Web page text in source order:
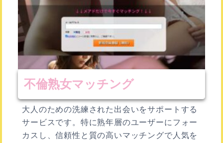
不倫熟女マッチング
大人のための洗練された出会いをサポートする
サービスです。特に熟年層のユーザーにフォー
カスし、信頼性と質の高いマッチングで人気を